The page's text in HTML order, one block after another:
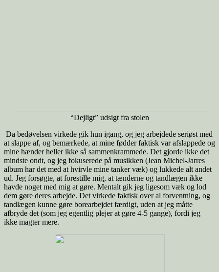
“Dejligt” udsigt fra stolen
Da bedøvelsen virkede gik hun igang, og jeg arbejdede seriøst med
at slappe af, og bemærkede, at mine fødder faktisk var afslappede og
mine hænder heller ikke så sammenkrammede. Det gjorde ikke det
mindste ondt, og jeg fokuserede på musikken (Jean Michel-Jarres
album har det med at hvirvle mine tanker væk) og lukkede alt andet
ud. Jeg forsøgte, at forestille mig, at tænderne og tandlægen ikke
havde noget med mig at gøre. Mentalt gik jeg ligesom væk og lod
dem gøre deres arbejde. Det virkede faktisk over al forventning, og
tandlægen kunne gøre borearbejdet færdigt, uden at jeg måtte
afbryde det (som jeg egentlig plejer at gøre 4-5 gange), fordi jeg
ikke magter mere.